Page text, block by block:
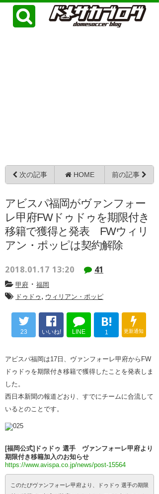
次の記事 HOME 前の記事
アビスパ福岡がヴァンフォー
レ甲府FWドゥドゥを期限付き
移籍で獲得と発表 FWウィリ
アン・ポッピは契約解除
2018.01.17 13:20 41
甲府 ・ 福岡
ドゥドゥ , ウィリアン・ポッピ
23 いいね! LINE
B!
1 更新通知
アビスパ福岡は17日、ヴァンフォーレ甲府からFW
ドゥドゥを期限付き移籍で獲得したことを発表しま
した。
西日本新聞の報道どおり、すでにチームに合流して
いるとのことです。
[福岡公式]ドゥドゥ 選手 ヴァンフォーレ甲府より
期限付き移籍加入のお知らせ
https://www.avispa.co.jp/news/post-15564
このたびヴァンフォーレ甲府より、ドゥドゥ 選手の期限